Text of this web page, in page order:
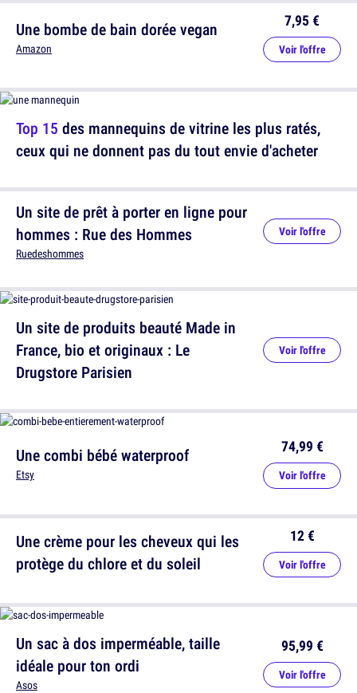
Une bombe de bain dorée vegan
Amazon
7,95 €
Voir l'offre
Un site de prêt à porter en ligne pour
hommes : Rue des Hommes
Ruedeshommes
Voir l'offre
Une combi bébé waterproof
Etsy
74,99 €
Voir l'offre
Un sac à dos imperméable, taille
idéale pour ton ordi
Asos
95,99 €
Voir l'offre
Top 15 des mannequins de vitrine les plus ratés,
ceux qui ne donnent pas du tout envie d'acheter
Un site de produits beauté Made in
France, bio et originaux : Le
Drugstore Parisien
Voir l'offre
Une crème pour les cheveux qui les
protège du chlore et du soleil
12 €
Voir l'offre